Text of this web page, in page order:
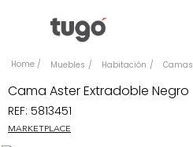
Muebles Habitación Camas
Cama Aster Extradoble Negro
REF: 5813451
MARKETPLACE
Comedor
Silla